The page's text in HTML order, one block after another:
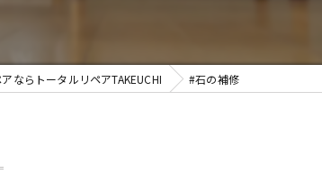
ならトータルリペアTAKEUCHI #石の補修